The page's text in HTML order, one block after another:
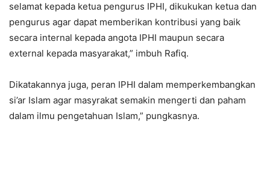
selamat kepada ketua pengurus IPHI, dikukukan ketua dan
pengurus agar dapat memberikan kontribusi yang baik
secara internal kepada angota IPHI maupun secara
external kepada masyarakat,” imbuh Rafiq.
Dikatakannya juga, peran IPHI dalam memperkembangkan
si’ar Islam agar masyrakat semakin mengerti dan paham
dalam ilmu pengetahuan Islam,” pungkasnya.